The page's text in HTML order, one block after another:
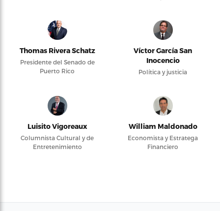
Thomas Rivera Schatz
Presidente del Senado de
Puerto Rico
Víctor García San
Inocencio
Política y justicia
Luisito Vigoreaux
Columnista Cultural y de
Entretenimiento
William Maldonado
Economista y Estratega
Financiero